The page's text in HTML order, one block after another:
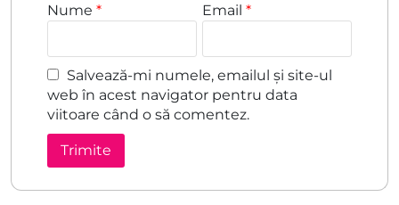
Nume * Email*
Salvează-mi numele, emailul și site-ul
web în acest navigator pentru data
viitoare când o să comentez.